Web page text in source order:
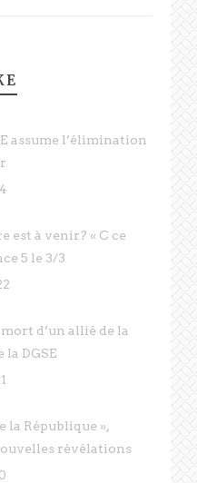
assume l’élimination
est à venir? « C ce
5 le 3/3
d’un allié de la
la DGSE
la République »,
révélations